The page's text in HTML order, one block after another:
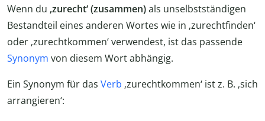
Wenn du ‚zurecht‘ (zusammen)als unselbstständigen
Bestandteil eines anderen Wortes wie in ‚zurechtfinden‘
oder ‚zurechtkommen‘ verwendest, ist das passende
Synonym von diesem Wort abhängig.
Ein Synonym für das Verb ‚zurechtkommen‘ ist z. B. ‚sich
arrangieren‘: